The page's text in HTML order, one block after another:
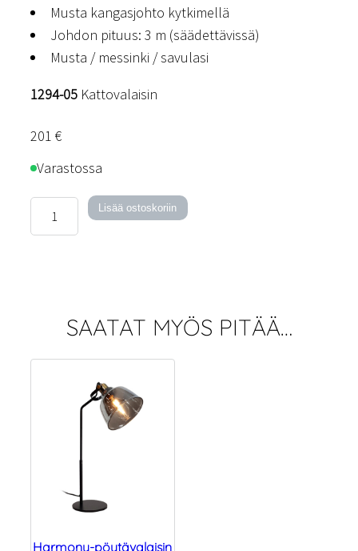
Musta kangasjohto kytkimellä
Johdon pituus: 3 m (säädettävissä)
Musta / messinki / savulasi
1294-05 Kattovalaisin
201 €
Varastossa
Harmony-
kattovalaisin
Lisää ostoskoriin
SAATAT MYÖS PITÄÄ…
Harmony-pöytävalaisin